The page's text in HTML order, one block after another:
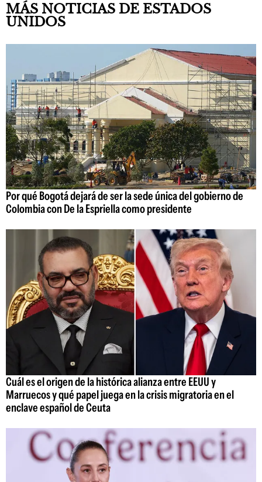
MÁS NOTICIAS DE ESTADOS
UNIDOS
Por qué Bogotá dejará de ser la sede única del gobierno de
Colombia con De la Espriella como presidente
Cuál es el origen de la histórica alianza entre EEUU y
Marruecos y qué papel juega en la crisis migratoria en el
enclave español de Ceuta